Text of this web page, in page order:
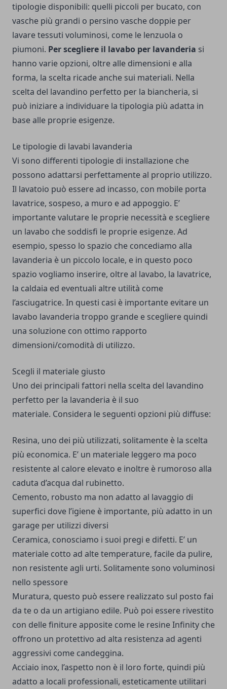
tipologie disponibili: quelli piccoli per bucato, con
vasche più grandi o persino vasche doppie per
lavare tessuti voluminosi, come le lenzuola o
piumoni. Per scegliere il lavabo per lavanderia si
hanno varie opzioni, oltre alle dimensioni e alla
forma, la scelta ricade anche sui materiali. Nella
scelta del lavandino perfetto per la biancheria, si
può iniziare a individuare la tipologia più adatta in
base alle proprie esigenze.
Le tipologie di lavabi lavanderia
Vi sono differenti tipologie di installazione che
possono adattarsi perfettamente al proprio utilizzo.
Il lavatoio può essere ad incasso, con mobile porta
lavatrice, sospeso, a muro e ad appoggio. E’
importante valutare le proprie necessità e scegliere
un lavabo che soddisfi le proprie esigenze. Ad
esempio, spesso lo spazio che concediamo alla
lavanderia è un piccolo locale, e in questo poco
spazio vogliamo inserire, oltre al lavabo, la lavatrice,
la caldaia ed eventuali altre utilità come
l’asciugatrice. In questi casi è importante evitare un
lavabo lavanderia troppo grande e scegliere quindi
una soluzione con ottimo rapporto
dimensioni/comodità di utilizzo.
Scegli il materiale giusto
Uno dei principali fattori nella scelta del lavandino
perfetto per la lavanderia è il suo
materiale. Considera le seguenti opzioni più diffuse:
Resina, uno dei più utilizzati, solitamente è la scelta
più economica. E’ un materiale leggero ma poco
resistente al calore elevato e inoltre è rumoroso alla
caduta d’acqua dal rubinetto.
Cemento, robusto ma non adatto al lavaggio di
superfici dove l’igiene è importante, più adatto in un
garage per utilizzi diversi
Ceramica, conosciamo i suoi pregi e difetti. E’ un
materiale cotto ad alte temperature, facile da pulire,
non resistente agli urti. Solitamente sono voluminosi
nello spessore
Muratura, questo può essere realizzato sul posto fai
da te o da un artigiano edile. Può poi essere rivestito
con delle finiture apposite come le resine Infinity che
offrono un protettivo ad alta resistenza ad agenti
aggressivi come candeggina.
Acciaio inox, l’aspetto non è il loro forte, quindi più
adatto a locali professionali, esteticamente utilitari